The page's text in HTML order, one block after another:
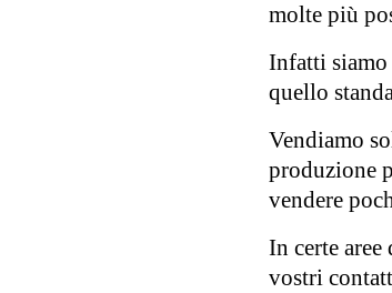
molte più
Infatti
quello
Vendiamo
produzione
vendere
In certe
vostri